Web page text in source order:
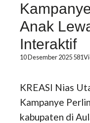
Anak
Interaktif
10 Desember 2025581
KREASI Nias
Kampanye
kabupaten di